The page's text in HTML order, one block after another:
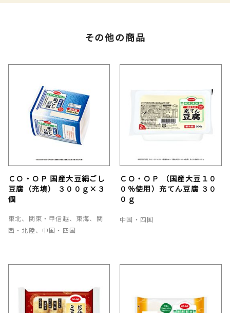
その他の商品
ＣＯ・ＯＰ 国産大豆絹ごし
豆腐（充填） ３００ｇ×３
個
東北、関東・甲信越、東海、関
西・北陸、中国・四国
ＣＯ・ＯＰ （国産大豆１０
０％使用）充てん豆腐 ３０
０ｇ
中国・四国